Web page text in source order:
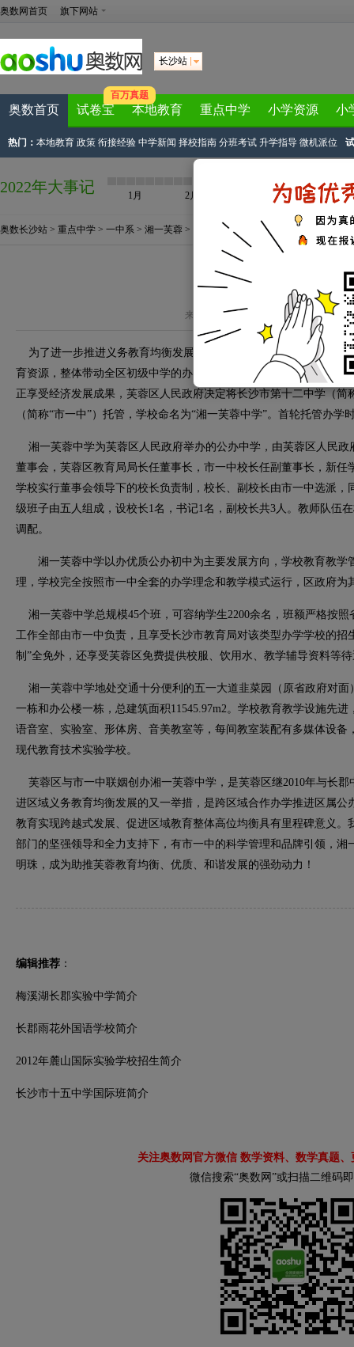
奥数网首页 旗下网站
长沙站
奥数首页 试卷宝
百万真题
本地教育 重点中学 小学资源 小
热门： 本地教育 政策 衔接经验 中学新闻 择校指南 分班考试 升学指导 微机派位
2022年大事记 1月 2月 4月
奥数长沙站 > 重点中学 > 一中系 > 湘一芙蓉 > 正文
湘一芙蓉中学简介
来源： 长沙奥数网编辑整理2012-05-18
为了进一步推进义务教育均衡发展，发挥省示范性优质教育资源的
育资源，整体带动全区初级中学的办学水平，满足区域内人民群众
正享受经济发展成果，芙蓉区人民政府决定将长沙市第十二中学（简
（简称“市一中”）托管，学校命名为“湘一芙蓉中学”。首轮托管办学
湘一芙蓉中学为芙蓉区人民政府举办的公办中学，由芙蓉区人民政
董事会，芙蓉区教育局局长任董事长，市一中校长任副董事长，新
学校实行董事会领导下的校长负责制，校长、副校长由市一中选派
级班子由五人组成，设校长1名，书记1名，副校长共3人。教师队伍
调配。
湘一芙蓉中学以办优质公办初中为主要发展方向，学校教育教学
理，学校完全按照市一中全套的办学理念和教学模式运行，区政府为
湘一芙蓉中学总规模45个班，可容纳学生2200余名，班额严格按
工作全部由市一中负责，且享受长沙市教育局对该类型办学学校的招
制”全免外，还享受芙蓉区免费提供校服、饮用水、教学辅导资料等
湘一芙蓉中学地处交通十分便利的五一大道韭菜园（原省政府对面
一栋和办公楼一栋，总建筑面积11545.97m2。学校教育教学设施先
语音室、实验室、形体房、音美教室等，每间教室装配有多媒体设
现代教育技术实验学校。
芙蓉区与市一中联姻创办湘一芙蓉中学，是芙蓉区继2010年与长
进区域义务教育均衡发展的又一举措，是跨区域合作办学推进区属
教育实现跨越式发展、促进区域教育整体高位均衡具有里程碑意义
部门的坚强领导和全力支持下，有市一中的科学管理和品牌引领，
明珠，成为助推芙蓉教育均衡、优质、和谐发展的强劲动力！
编辑推荐 ：
梅溪湖长郡实验中学简介
长郡雨花外国语学校简介
2012年麓山国际实验学校招生简介
长沙市十五中学国际班简介
关注奥数网官方微信 数学资料、数学真题
微信搜索“奥数网”或扫描二维码